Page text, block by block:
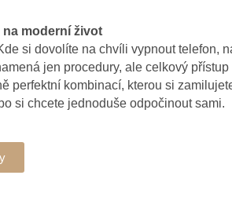
moderní život
si dovolíte na chvíli vypnout telefon,
jen procedury, ale celkový
perfektní kombinací, kterou si
si chcete jednoduše odpočinout sami.